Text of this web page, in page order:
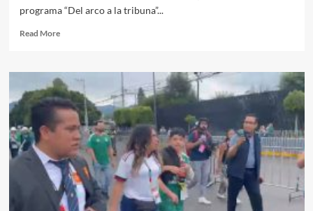
programa “Del arco a la tribuna”...
Read MoreRead
El
Quehacer
Político
en
el
Deporte
a
través
del
Arco
a